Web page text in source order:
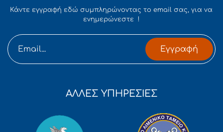
Κάντε εγγραφή εδώ συμπληρώνοντας το email σας, για να
ενημερώνεστε !
Εγγραφή
ΑΛΛΕΣ ΥΠΗΡΕΣΙΕΣ